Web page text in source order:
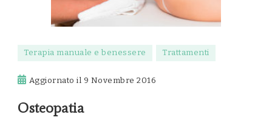
Aggiornato il 9 Novembre 2016
Terapia manuale e benessere Trattamenti
Osteopatia